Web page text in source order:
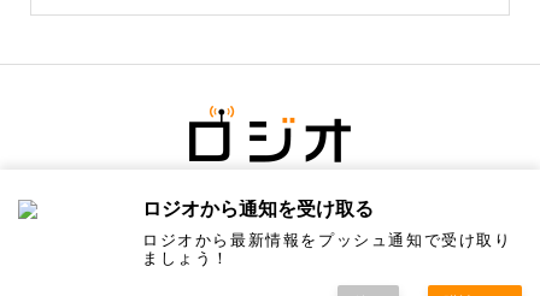
ロジオから通知を受け取る
ロジオから最新情報をプッシュ通知で受け取り
ましょう！